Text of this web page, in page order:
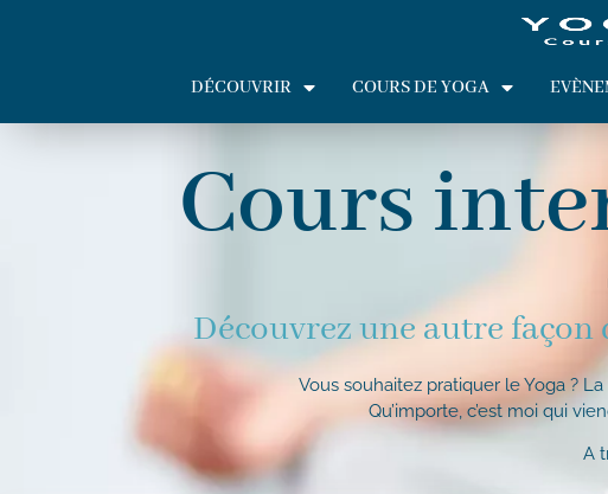
DÉCOUVRIR COURS DE YOGA
Cours
Découvrez une autre
Vous souhaitez pratiquer le Yoga ?
Qu’importe, c’est moi qui
A